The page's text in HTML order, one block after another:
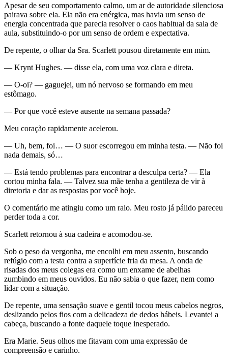
Apesar de seu comportamento calmo, um ar de autoridade silenciosa
pairava sobre ela. Ela não era enérgica, mas havia um senso de
energia concentrada que parecia resolver o caos habitual da sala de
aula, substituindo-o por um senso de ordem e expectativa.
De repente, o olhar da Sra. Scarlett pousou diretamente em mim.
— Krynt Hughes. — disse ela, com uma voz clara e direta.
— O-oi? — gaguejei, um nó nervoso se formando em meu
estômago.
— Por que você esteve ausente na semana passada?
Meu coração rapidamente acelerou.
— Uh, bem, foi… — O suor escorregou em minha testa. — Não foi
nada demais, só…
— Está tendo problemas para encontrar a desculpa certa? — Ela
cortou minha fala. — Talvez sua mãe tenha a gentileza de vir à
diretoria e dar as respostas por você hoje.
O comentário me atingiu como um raio. Meu rosto já pálido pareceu
perder toda a cor.
Scarlett retornou à sua cadeira e acomodou-se.
Sob o peso da vergonha, me encolhi em meu assento, buscando
refúgio com a testa contra a superfície fria da mesa. A onda de
risadas dos meus colegas era como um enxame de abelhas
zumbindo em meus ouvidos. Eu não sabia o que fazer, nem como
lidar com a situação.
De repente, uma sensação suave e gentil tocou meus cabelos negros,
deslizando pelos fios com a delicadeza de dedos hábeis. Levantei a
cabeça, buscando a fonte daquele toque inesperado.
Era Marie. Seus olhos me fitavam com uma expressão de
compreensão e carinho.